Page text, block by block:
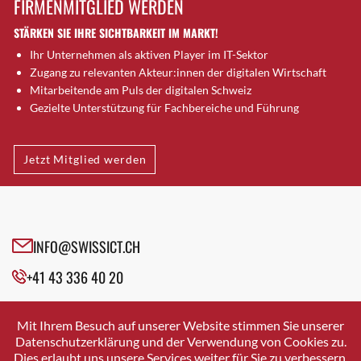
Brugg AG
Brütten
Bubendorf
Bubikon
Buchs (SG)
Bäretswil
Bülach
Cazis
Crissier
Davos Platz
Dierikon
Dietikon
FIRMENMITGLIED WERDEN
STÄRKEN SIE IHRE SICHTBARKEIT IM MARKT!
Ihr Unternehmen als aktiven Player im IT-Sektor
Zugang zu relevanten Akteur:innen der digitalen Wirtschaft
Mitarbeitende am Puls der digitalen Schweiz
Gezielte Unterstützung für Fachbereiche und Führung
Jetzt Mitglied werden
INFO@SWISSICT.CH
+41 43 336 40 20
SWISSICT
VULKANSTRASSE 120
8048 ZURICH
Mit Ihrem Besuch auf unserer Website stimmen Sie unserer
Datenschutzerklärung und der Verwendung von Cookies zu.
Dies erlaubt uns unsere Services weiter für Sie zu verbessern.